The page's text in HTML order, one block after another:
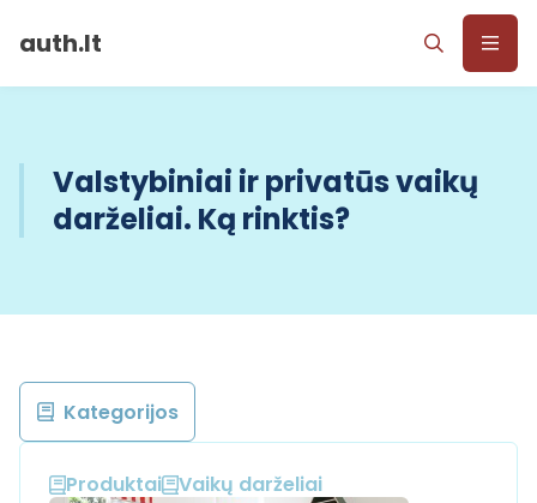
auth.lt
Valstybiniai ir privatūs vaikų
darželiai. Ką rinktis?
Produktai Vaikų darželiai
Kategorijos